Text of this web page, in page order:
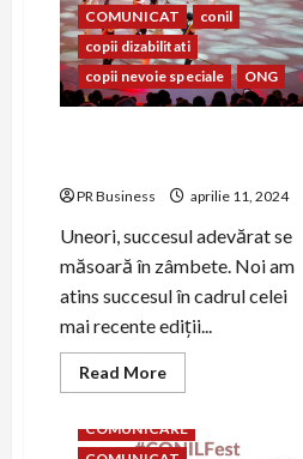
COMUNICAT
conil
copii dizabilitati
copii nevoie speciale
ONG
PR Business aprilie 11, 2024
Uneori, succesul adevărat se
măsoară în zâmbete. Noi am
atins succesul în cadrul celei
mai recente ediții...
Read MoreRead
more
Conil,
vorbim
asociatia conil
COMUNICARE